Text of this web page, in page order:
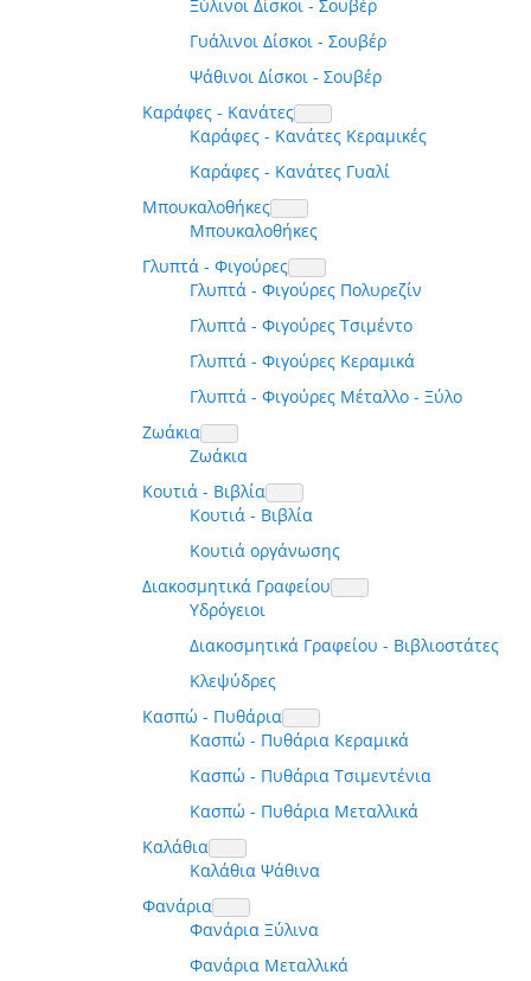
Ξύλινοι Δίσκοι - Σουβέρ
Γυάλινοι Δίσκοι - Σουβέρ
Ψάθινοι Δίσκοι - Σουβέρ
Καράφες - Κανάτες
Καράφες - Κανάτες Κεραμικές
Καράφες - Κανάτες Γυαλί
Μπουκαλοθήκες
Μπουκαλοθήκες
Γλυπτά - Φιγούρες
Γλυπτά - Φιγούρες Πολυρεζίν
Γλυπτά - Φιγούρες Τσιμέντο
Γλυπτά - Φιγούρες Κεραμικά
Γλυπτά - Φιγούρες Μέταλλο - Ξύλο
Ζωάκια
Ζωάκια
Κουτιά - Βιβλία
Κουτιά - Βιβλία
Κουτιά οργάνωσης
Διακοσμητικά Γραφείου
Υδρόγειοι
Διακοσμητικά Γραφείου - Βιβλιοστάτες
Κλεψύδρες
Κασπώ - Πυθάρια
Κασπώ - Πυθάρια Κεραμικά
Κασπώ - Πυθάρια Τσιμεντένια
Κασπώ - Πυθάρια Μεταλλικά
Καλάθια
Καλάθια Ψάθινα
Φανάρια
Φανάρια Ξύλινα
Φανάρια Μεταλλικά